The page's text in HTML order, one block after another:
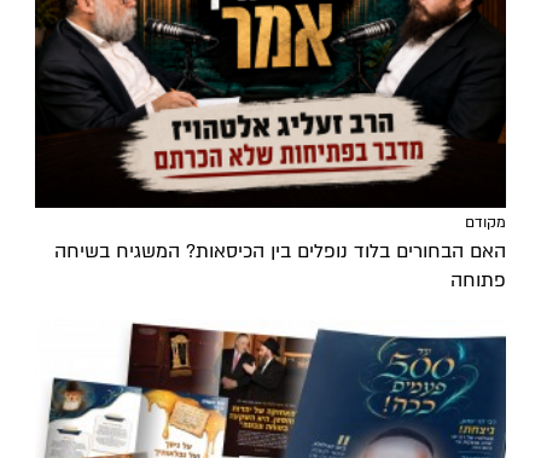
מקודם
האם הבחורים בלוד נופלים בין הכיסאות? המשגיח בשיחה
פתוחה